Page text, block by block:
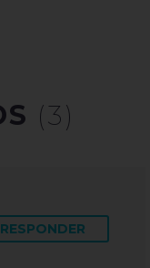
(3)
RESPONDER